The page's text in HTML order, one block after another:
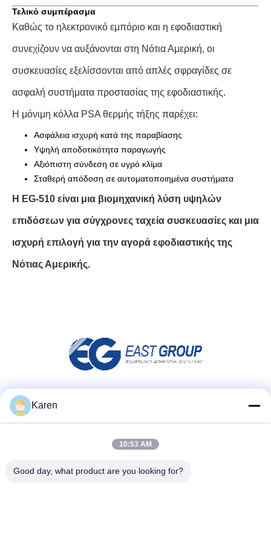
Τελικό συμπέρασμα
Καθώς το ηλεκτρονικό εμπόριο και η εφοδιαστική
συνεχίζουν να αυξάνονται στη Νότια Αμερική, οι
συσκευασίες εξελίσσονται από απλές σφραγίδες σε
ασφαλή συστήματα προστασίας της εφοδιαστικής.
Η μόνιμη κόλλα PSA θερμής τήξης παρέχει:
Ασφάλεια ισχυρή κατά της παραβίασης
Υψηλή αποδοτικότητα παραγωγής
Αξιόπιστη σύνδεση σε υγρό κλίμα
Σταθερή απόδοση σε αυτοματοποιημένα συστήματα
Η EG-510 είναι μια βιομηχανική λύση υψηλών
επιδόσεων για σύγχρονες ταχεία συσκευασίες και μια
ισχυρή επιλογή για την αγορά εφοδιαστικής της
Νότιας Αμερικής.
Karen
10:53 AM
Good day, what product are you looking for?